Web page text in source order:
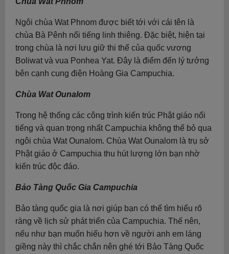
Ngôi chùa Wat Phnom được biết tới với cái tên là
chùa Bà Pênh nổi tiếng linh thiêng. Đặc biệt, hiện tại
trong chùa là nơi lưu giữ thi thể của quốc vương
Boliwat và vua Ponhea Yat. Đây là điểm đến lý tưởng
bên cạnh cung điện Hoàng Gia Campuchia.
Chùa Wat Ounalom
Trong hệ thống các công trình kiến trúc Phật giáo nổi
tiếng và quan trọng nhất Campuchia không thể bỏ qua
ngôi chùa Wat Ounalom. Chùa Wat Ounalom là trụ sở
Phật giáo ở Campuchia thu hút lượng lớn bạn nhờ
kiến trúc độc đáo.
Bảo Tàng Quốc Gia Campuchia
Bảo tàng quốc gia là nơi giúp bạn có thể tìm hiểu rõ
ràng về lịch sử phát triển của Campuchia. Thế nên,
nếu như bạn muốn hiểu hơn về người anh em láng
giềng này thì chắc chắn nên ghé tới Bảo Tàng Quốc